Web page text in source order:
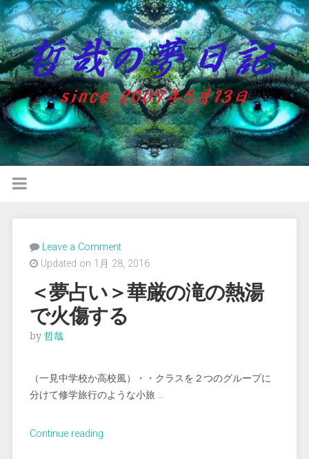
Leave a Comment
Updated on 1月 28, 2016
＜夢占い＞華厳の滝の熱湯
で火傷する
by 哲哉
（一見中学校か高校風）・・クラスを２つのグループに
分けて修学旅行のような小旅 …
Continue reading“＜